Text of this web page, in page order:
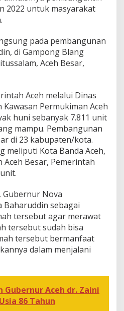
2022 untuk masyarakat
pada pembangunan
di Gampong Blang
Aceh Besar,
Aceh melalui Dinas
Permukiman Aceh
huni sebanyak 7.811 unit
mampu. Pembangunan
di 23 kabupaten/kota.
meliputi Kota Banda Aceh,
Aceh Besar, Pemerintah
Gubernur Nova
Baharuddin sebagai
tersebut agar merawat
tersebut sudah bisa
tersebut bermanfaat
dalam menjalani
Gubernur Aceh dr. Zaini
86 Tahun